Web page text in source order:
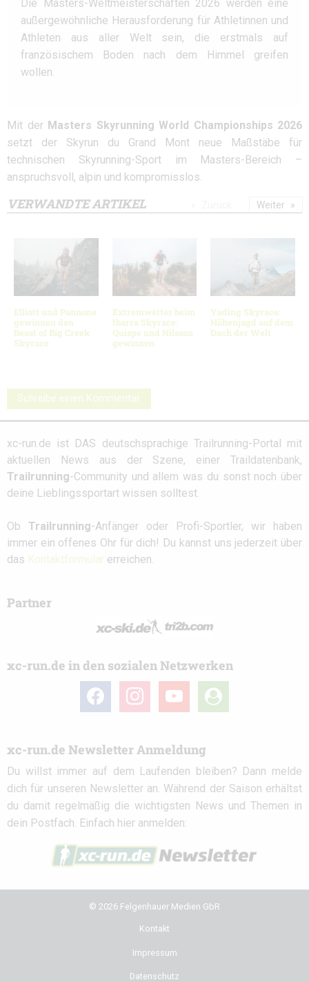
Die Masters-Weltmeisterschaften 2026 werden eine
außergewöhnliche Herausforderung für Athletinnen und
Athleten aus aller Welt sein, die erstmals auf
französischem Boden nach dem Himmel greifen
wollen.
Mit der Masters Skyrunning World Championships 2026
setzt der Skyrun du Grand Mont neue Maßstäbe für
technischen Skyrunning-Sport im Masters-Bereich –
anspruchsvoll, alpin und kompromisslos.
VERWANDTE ARTIKEL
Elliott und Pannone
gewinnen den
Beast of Big Creek
Skyrace
Extremwetter beim
Ibarra Skyrace:
Quispe und Nilsson
gewinnen
Yading Skyrace:
Höhenjagd auf dem
Dach der Welt
Weiter
Schreibe einen Kommentar
xc-run.de ist DAS deutschsprachige Trailrunning-Portal mit
aktuellen News aus der Szene, einer Traildatenbank,
Trailrunning-Community und allem was du sonst noch über
deine Lieblingssportart wissen solltest.
Ob Trailrunning-Anfänger oder Profi-Sportler, wir haben
immer ein offenes Ohr für dich! Du kannst uns jederzeit über
das Kontaktformular erreichen.
Partner
xc-run.de in den sozialen Netzwerken
facebook instagramyoutube
user-
circle
xc-run.de Newsletter Anmeldung
Du willst immer auf dem Laufenden bleiben? Dann melde
dich für unseren Newsletter an. Während der Saison erhältst
du damit regelmäßig die wichtigsten News und Themen in
dein Postfach. Einfach hier anmelden:
© 2026 Felgenhauer Medien GbR
Kontakt
Impressum
Datenschutz